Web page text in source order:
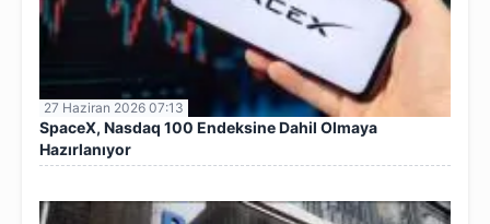
27 Haziran 2026 07:13
SpaceX, Nasdaq 100 Endeksine Dahil Olmaya
Hazırlanıyor